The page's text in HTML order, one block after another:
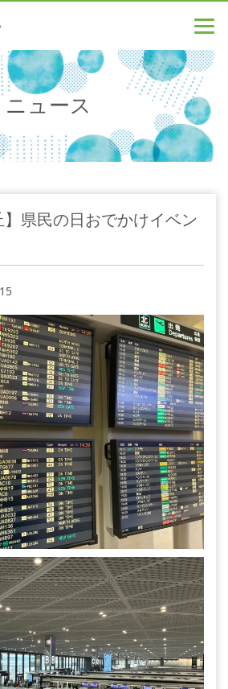
ニュース
】県民の日おでかけイベン